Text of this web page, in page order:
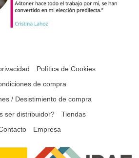
Política de Cookies
de compra
/ Desistimiento de compra
ser distribuidor?
Tiendas
Empresa